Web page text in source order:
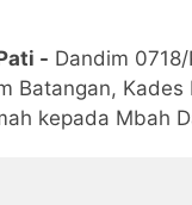
- Dandim
Batangan,
kepada Mbah